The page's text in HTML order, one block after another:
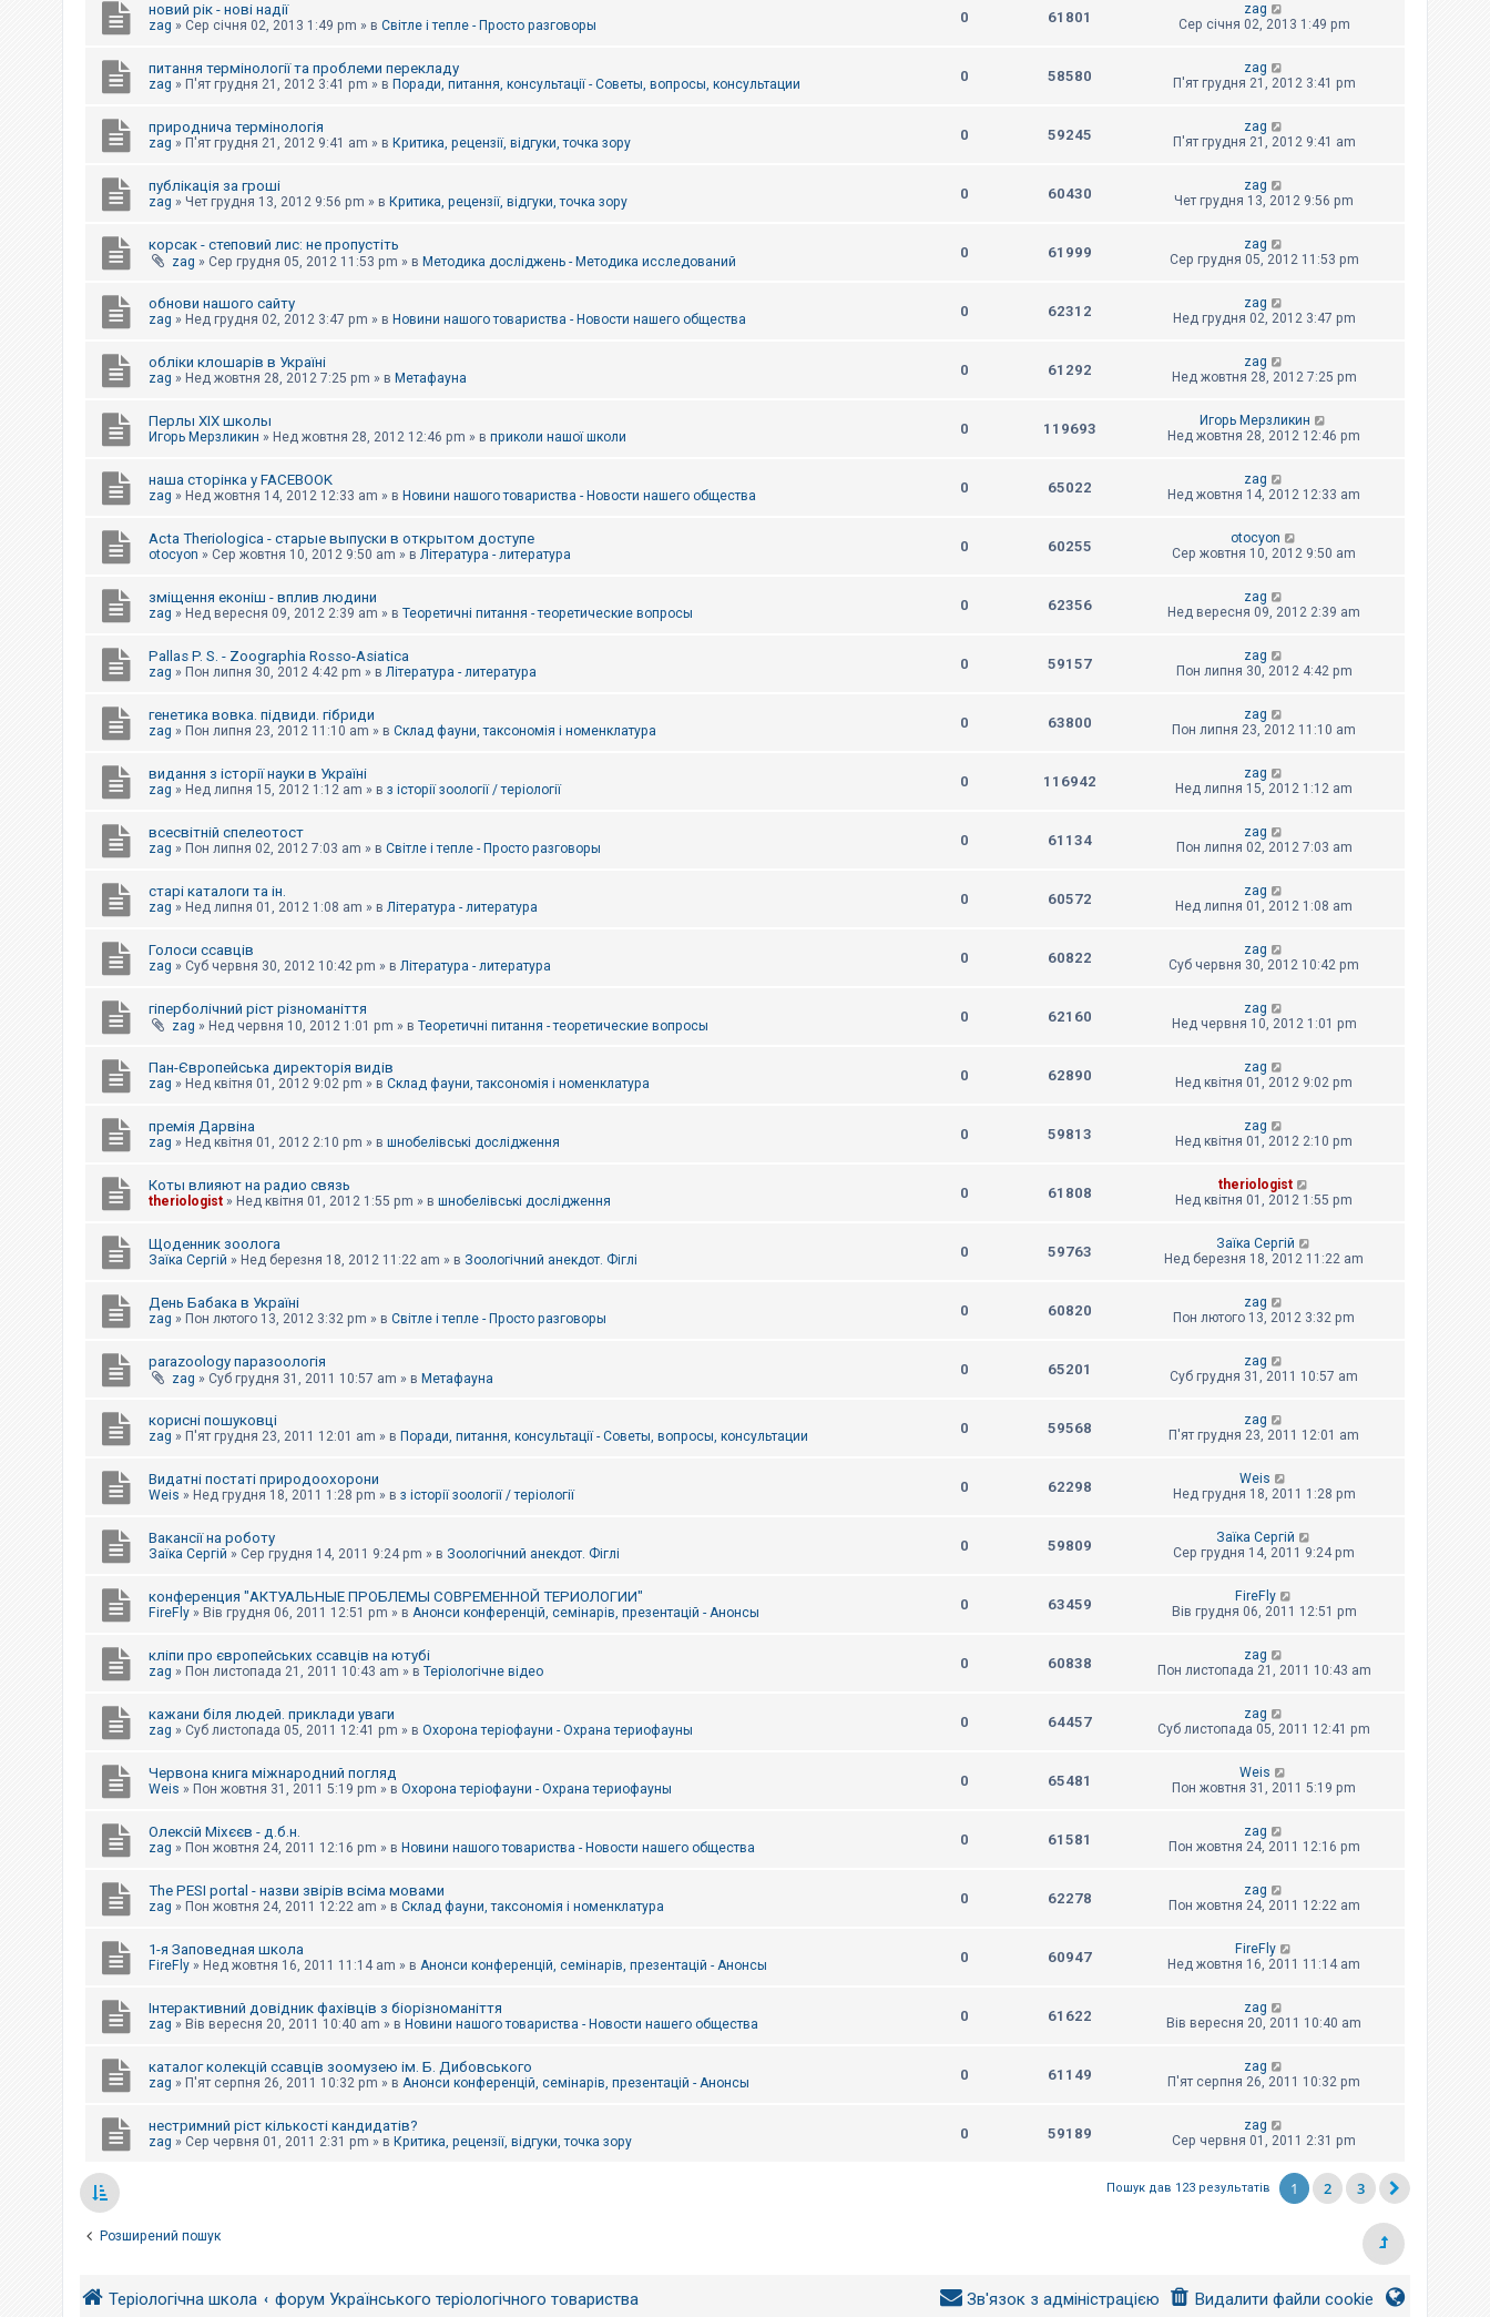
новий рік - нові надії
zag » Сер січня 02, 2013 1:49 pm » в Світле і тепле - Просто разговоры 0 61801
zag
Сер січня 02, 2013 1:49 pm
питання термінології та проблеми перекладу
zag » П'ят грудня 21, 2012 3:41 pm » в Поради, питання, консультації - Советы, вопросы, консультации 0 58580
zag
П'ят грудня 21, 2012 3:41 pm
природнича термінологія
zag » П'ят грудня 21, 2012 9:41 am » в Критика, рецензії, відгуки, точка зору 0 59245
zag
П'ят грудня 21, 2012 9:41 am
публікація за гроші
zag » Чет грудня 13, 2012 9:56 pm » в Критика, рецензії, відгуки, точка зору 0 60430
zag
Чет грудня 13, 2012 9:56 pm
корсак - степовий лис: не пропустіть
zag » Сер грудня 05, 2012 11:53 pm » в Методика досліджень - Методика исследований
0 61999
zag
Сер грудня 05, 2012 11:53 pm
обнови нашого сайту
zag » Нед грудня 02, 2012 3:47 pm » в Новини нашого товариства - Новости нашего общества 0 62312
zag
Нед грудня 02, 2012 3:47 pm
обліки клошарів в Україні
zag » Нед жовтня 28, 2012 7:25 pm » в Метафауна 0 61292
zag
Нед жовтня 28, 2012 7:25 pm
Перлы ХІХ школы
Игорь Мерзликин » Нед жовтня 28, 2012 12:46 pm » в приколи нашої школи 0 119693
Игорь Мерзликин
Нед жовтня 28, 2012 12:46 pm
наша сторінка у FACEBOOK
zag » Нед жовтня 14, 2012 12:33 am » в Новини нашого товариства - Новости нашего общества 0 65022
zag
Нед жовтня 14, 2012 12:33 am
Acta Theriologica - старые выпуски в открытом доступе
otocyon » Сер жовтня 10, 2012 9:50 am » в Література - литература 0 60255
otocyon
Сер жовтня 10, 2012 9:50 am
зміщення еконіш - вплив людини
zag » Нед вересня 09, 2012 2:39 am » в Теоретичні питання - теоретические вопросы 0 62356
zag
Нед вересня 09, 2012 2:39 am
Pallas P. S. - Zoographia Rosso-Asiatica
zag » Пон липня 30, 2012 4:42 pm » в Література - литература 0 59157
zag
Пон липня 30, 2012 4:42 pm
генетика вовка. підвиди. гібриди
zag » Пон липня 23, 2012 11:10 am » в Склад фауни, таксономія і номенклатура 0 63800
zag
Пон липня 23, 2012 11:10 am
видання з історії науки в Україні
zag » Нед липня 15, 2012 1:12 am » в з історії зоології / теріології 0 116942
zag
Нед липня 15, 2012 1:12 am
всесвітній спелеотост
zag » Пон липня 02, 2012 7:03 am » в Світле і тепле - Просто разговоры 0 61134
zag
Пон липня 02, 2012 7:03 am
старі каталоги та ін.
zag » Нед липня 01, 2012 1:08 am » в Література - литература 0 60572
zag
Нед липня 01, 2012 1:08 am
Голоси ссавців
zag » Суб червня 30, 2012 10:42 pm » в Література - литература 0 60822
zag
Суб червня 30, 2012 10:42 pm
гіперболічний ріст різноманіття
zag » Нед червня 10, 2012 1:01 pm » в Теоретичні питання - теоретические вопросы
0 62160
zag
Нед червня 10, 2012 1:01 pm
Пан-Європейська директорія видів
zag » Нед квітня 01, 2012 9:02 pm » в Склад фауни, таксономія і номенклатура 0 62890
zag
Нед квітня 01, 2012 9:02 pm
премія Дарвіна
zag » Нед квітня 01, 2012 2:10 pm » в шнобелівські дослідження 0 59813
zag
Нед квітня 01, 2012 2:10 pm
Коты влияют на радио связь
theriologist » Нед квітня 01, 2012 1:55 pm » в шнобелівські дослідження 0 61808
theriologist
Нед квітня 01, 2012 1:55 pm
Щоденник зоолога
Заїка Сергій » Нед березня 18, 2012 11:22 am » в Зоологічний анекдот. Фіглі 0 59763
Заїка Сергій
Нед березня 18, 2012 11:22 am
День Бабака в Україні
zag » Пон лютого 13, 2012 3:32 pm » в Світле і тепле - Просто разговоры 0 60820
zag
Пон лютого 13, 2012 3:32 pm
parazoology паразоологія
zag » Суб грудня 31, 2011 10:57 am » в Метафауна
0 65201
zag
Суб грудня 31, 2011 10:57 am
корисні пошуковці
zag » П'ят грудня 23, 2011 12:01 am » в Поради, питання, консультації - Советы, вопросы, консультации 0 59568
zag
П'ят грудня 23, 2011 12:01 am
Видатні постаті природоохорони
Weis » Нед грудня 18, 2011 1:28 pm » в з історії зоології / теріології 0 62298
Weis
Нед грудня 18, 2011 1:28 pm
Вакансії на роботу
Заїка Сергій » Сер грудня 14, 2011 9:24 pm » в Зоологічний анекдот. Фіглі 0 59809
Заїка Сергій
Сер грудня 14, 2011 9:24 pm
конференция "АКТУАЛЬНЫЕ ПРОБЛЕМЫ СОВРЕМЕННОЙ ТЕРИОЛОГИИ"
FireFly » Вів грудня 06, 2011 12:51 pm » в Анонси конференцій, семінарів, презентацій - Анонсы 0 63459
FireFly
Вів грудня 06, 2011 12:51 pm
кліпи про європейських ссавців на ютубі
zag » Пон листопада 21, 2011 10:43 am » в Теріологічне відео 0 60838
zag
Пон листопада 21, 2011 10:43 am
кажани біля людей. приклади уваги
zag » Суб листопада 05, 2011 12:41 pm » в Охорона теріофауни - Охрана териофауны 0 64457
zag
Суб листопада 05, 2011 12:41 pm
Червона книга міжнародний погляд
Weis » Пон жовтня 31, 2011 5:19 pm » в Охорона теріофауни - Охрана териофауны 0 65481
Weis
Пон жовтня 31, 2011 5:19 pm
Олексій Міхєєв - д.б.н.
zag » Пон жовтня 24, 2011 12:16 pm » в Новини нашого товариства - Новости нашего общества 0 61581
zag
Пон жовтня 24, 2011 12:16 pm
The PESI portal - назви звірів всіма мовами
zag » Пон жовтня 24, 2011 12:22 am » в Склад фауни, таксономія і номенклатура 0 62278
zag
Пон жовтня 24, 2011 12:22 am
1-я Заповедная школа
FireFly » Нед жовтня 16, 2011 11:14 am » в Анонси конференцій, семінарів, презентацій - Анонсы 0 60947
FireFly
Нед жовтня 16, 2011 11:14 am
Інтерактивний довідник фахівців з біорізноманіття
zag » Вів вересня 20, 2011 10:40 am » в Новини нашого товариства - Новости нашего общества 0 61622
zag
Вів вересня 20, 2011 10:40 am
каталог колекцій ссавців зоомузею ім. Б. Дибовського
zag » П'ят серпня 26, 2011 10:32 pm » в Анонси конференцій, семінарів, презентацій - Анонсы 0 61149
zag
П'ят серпня 26, 2011 10:32 pm
нестримний ріст кількості кандидатів?
zag » Сер червня 01, 2011 2:31 pm » в Критика, рецензії, відгуки, точка зору 0 59189
zag
Сер червня 01, 2011 2:31 pm
Пошук дав 123 результатів 1 2 3
Розширений пошук
Теріологічна школа форум Українського теріологічного товариства Видалити файли cookie
Зв'язок з адміністрацією